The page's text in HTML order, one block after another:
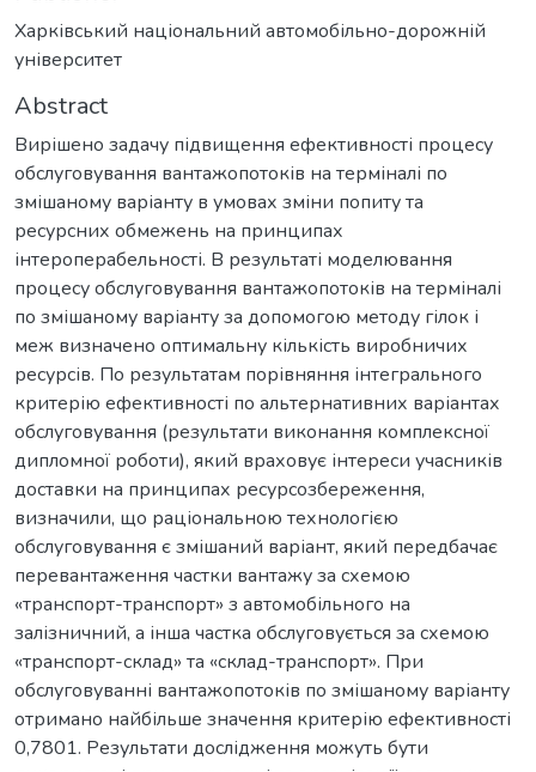
Харківський національний автомобільно-дорожній
університет
Abstract
Вирішено задачу підвищення ефективності процесу
обслуговування вантажопотоків на терміналі по
змішаному варіанту в умовах зміни попиту та
ресурсних обмежень на принципах
інтероперабельності. В результаті моделювання
процесу обслуговування вантажопотоків на терміналі
по змішаному варіанту за допомогою методу гілок і
меж визначено оптимальну кількість виробничих
ресурсів. По результатам порівняння інтегрального
критерію ефективності по альтернативних варіантах
обслуговування (результати виконання комплексної
дипломної роботи), який враховує інтереси учасників
доставки на принципах ресурсозбереження,
визначили, що раціональною технологією
обслуговування є змішаний варіант, який передбачає
перевантаження частки вантажу за схемою
«транспорт-транспорт» з автомобільного на
залізничний, а інша частка обслуговується за схемою
«транспорт-склад» та «склад-транспорт». При
обслуговуванні вантажопотоків по змішаному варіанту
отримано найбільше значення критерію ефективності
0,7801. Результати дослідження можуть бути